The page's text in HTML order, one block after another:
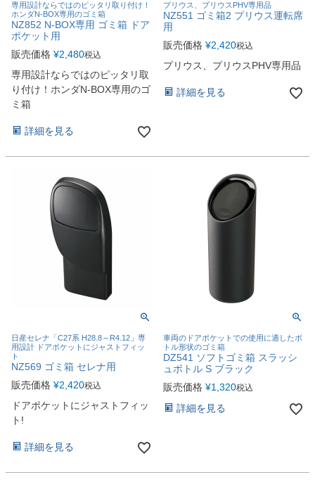
専用設計ならではのピッタリ取り付け！
ホンダN-BOX専用のゴミ箱
NZ852 N-BOX専用 ゴミ箱 ドア
ポケット用
販売価格 ¥2,480税込
専用設計ならではのピッタリ取
り付け！ホンダN-BOX専用のゴ
ミ箱
詳細を見る
プリウス、プリウスPHV専用品
NZ551 ゴミ箱2 プリウス運転席
用
販売価格 ¥2,420税込
プリウス、プリウスPHV専用品
詳細を見る
日産セレナ「C27系 H28.8～R4.12」専
用設計 ドアポケットにジャストフィッ
ト
NZ569 ゴミ箱 セレナ用
販売価格 ¥2,420税込
ドアポケットにジャストフィッ
ト!
詳細を見る
車両のドアポケットでの使用に適したボ
トル形状のゴミ箱
DZ541 ソフトゴミ箱 スラッシ
ュボトル S ブラック
販売価格 ¥1,320税込
詳細を見る